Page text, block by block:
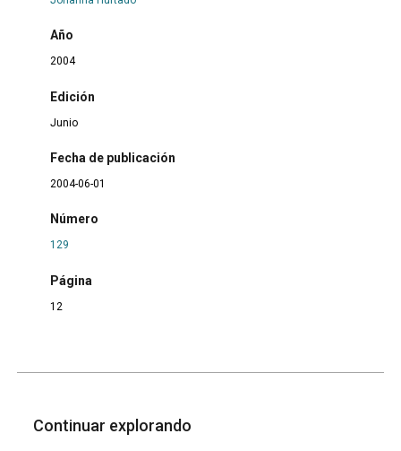
Año
2004
Edición
Junio
Fecha de publicación
2004-06-01
Número
129
Página
12
Continuar explorando